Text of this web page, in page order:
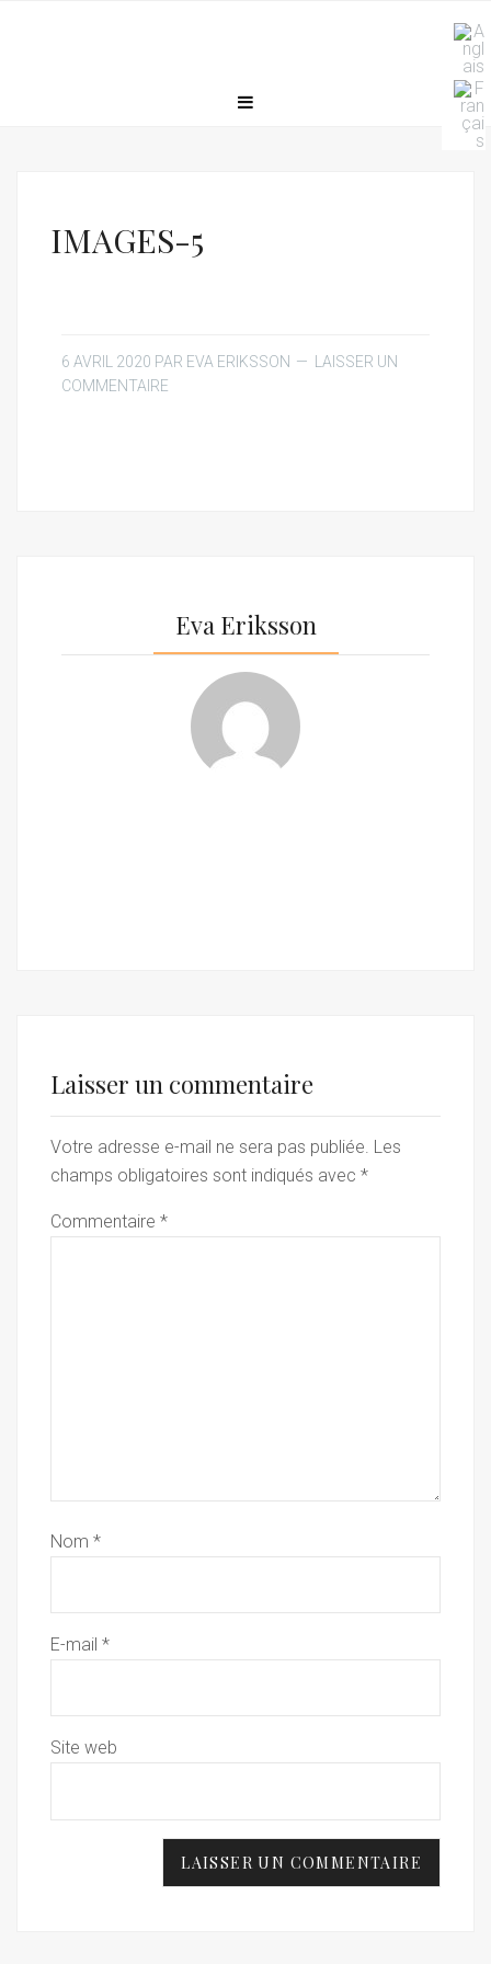
IMAGES-5
6 AVRIL 2020 PAR EVA ERIKSSON
LAISSER UN
COMMENTAIRE
Eva Eriksson
Laisser un commentaire
Votre adresse e-mail ne sera pas publiée. Les
champs obligatoires sont indiqués avec *
Commentaire *
Nom *
E-mail *
Site web